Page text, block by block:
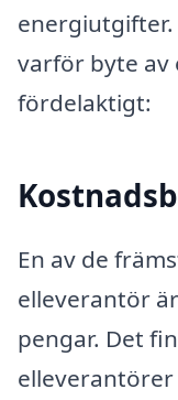
energiutgifter.
varför byte av
fördelaktigt:
En av de
elleverantör
pengar. Det